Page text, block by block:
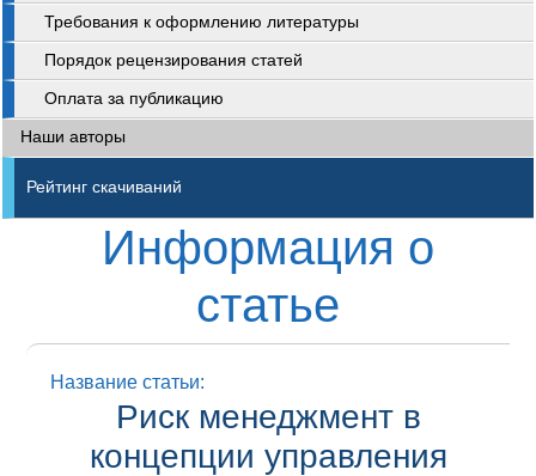
Требования к оформлению литературы
Порядок рецензирования статей
Оплата за публикацию
Наши авторы
Рейтинг скачиваний
Информация о
статье
Название статьи:
Риск менеджмент в
концепции управления